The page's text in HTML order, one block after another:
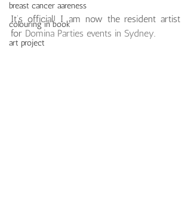
breast cancer aareness
colouring in book
art project
It’s official! I am now the resident artist
for Domina Parties events in Sydney.